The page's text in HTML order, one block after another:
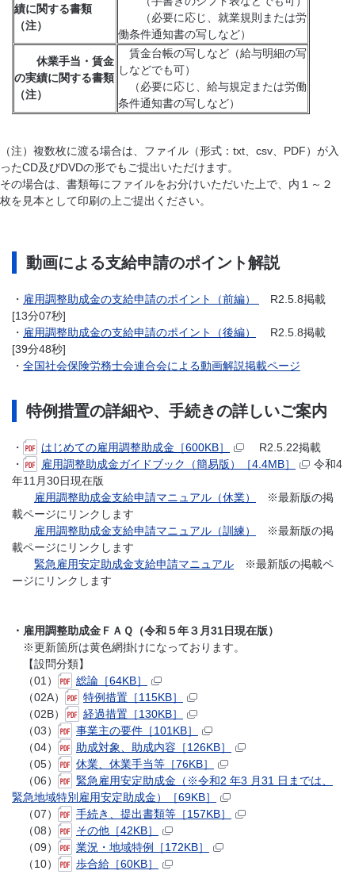
績に関する書類
（注）
（必要に応じ、就業規則または労
働条件通知書の写しなど）
休業手当・賃金
の実績に関する書類
（注）
賃金台帳の写しなど（給与明細の写
しなどでも可）
（必要に応じ、給与規定または労働
条件通知書の写しなど）
（注）複数枚に渡る場合は、ファイル（形式：txt、csv、PDF）が入
ったCD及びDVDの形でもご提出いただけます。
その場合は、書類毎にファイルをお分けいただいた上で、内１～２
枚を見本として印刷の上ご提出ください。
動画による支給申請のポイント解説
・ 雇用調整助成金の支給申請のポイント（前編）
R2.5.8掲載
[13分07秒]
・ 雇用調整助成金の支給申請のポイント（後編）
R2.5.8掲載
[39分48秒]
・ 全国社会保険労務士会連合会による動画解説掲載ページ
特例措置の詳細や、手続きの詳しいご案内
・ はじめての雇用調整助成金［600KB］
R2.5.22掲載
・
雇用調整助成金ガイドブック（簡易版）［4.4MB］
令和4
年11月30日現在版
雇用調整助成金支給申請マニュアル（休業）
※最新版の掲
載ページにリンクします
雇用調整助成金支給申請マニュアル（訓練）
※最新版の掲
載ページにリンクします
緊急雇用安定助成金支給申請マニュアル ※最新版の掲載ペ
ージにリンクします
・雇用調整助成金ＦＡＱ（令和５年３月31日現在版）
※更新箇所は黄色網掛けになっております。
【設問分類】
（01）
総論［64KB］
（02A）
特例措置［115KB］
（02B）
経過措置［130KB］
（03）
事業主の要件［101KB］
（04）
助成対象、助成内容［126KB］
（05）
休業、休業手当等［76KB］
（06）
緊急雇用安定助成金（※令和2 年3 月31 日までは、
緊急地域特別雇用安定助成金）［69KB］
（07）
手続き、提出書類等［157KB］
（08）
その他［42KB］
（09）
業況・地域特例［172KB］
（10）
歩合給［60KB］